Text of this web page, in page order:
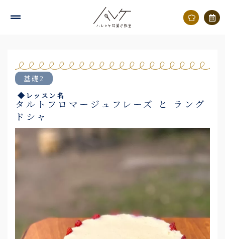
基礎2
◆レッスン名
タルトフロマージュフレーズ と ラング
ドシャ